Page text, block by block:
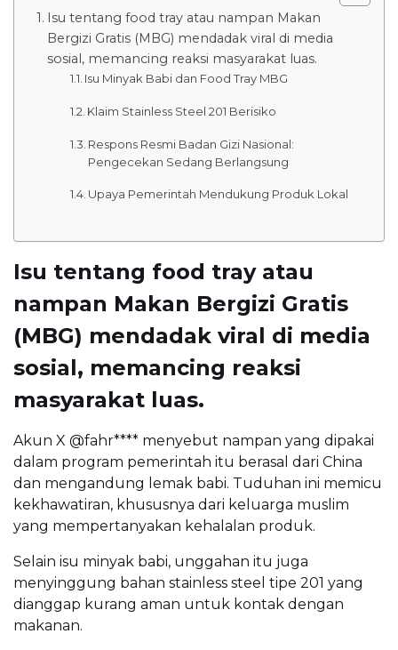
Isu tentang food tray atau nampan Makan
Bergizi Gratis (MBG) mendadak viral di media
sosial, memancing reaksi masyarakat luas.
Isu Minyak Babi dan Food Tray MBG
Klaim Stainless Steel 201 Berisiko
Respons Resmi Badan Gizi Nasional:
Pengecekan Sedang Berlangsung
Upaya Pemerintah Mendukung Produk Lokal
Isu tentang food tray atau
nampan Makan Bergizi Gratis
(MBG) mendadak viral di media
sosial, memancing reaksi
masyarakat luas.
Akun X @fahr**** menyebut nampan yang dipakai
dalam program pemerintah itu berasal dari China
dan mengandung lemak babi. Tuduhan ini memicu
kekhawatiran, khususnya dari keluarga muslim
yang mempertanyakan kehalalan produk.
Selain isu minyak babi, unggahan itu juga
menyinggung bahan stainless steel tipe 201 yang
dianggap kurang aman untuk kontak dengan
makanan.